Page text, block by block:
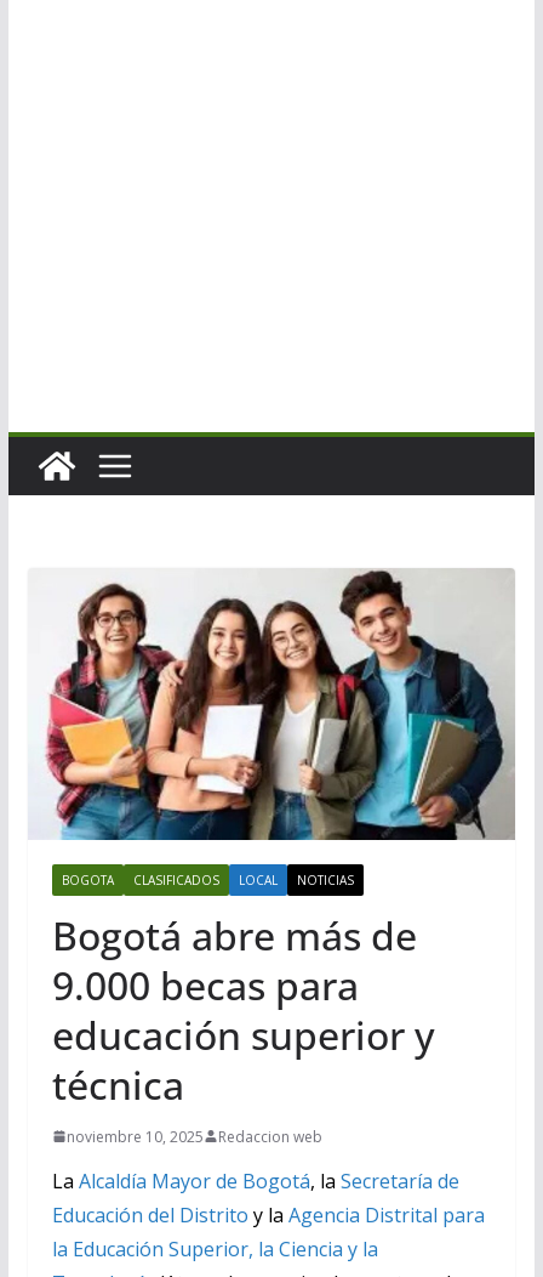
BOGOTA CLASIFICADOS LOCAL NOTICIAS
Bogotá abre más de
9.000 becas para
educación superior y
técnica
noviembre 10, 2025 Redaccion web
La Alcaldía Mayor de Bogotá, la Secretaría de
Educación del Distrito y la Agencia Distrital para
la Educación Superior, la Ciencia y la